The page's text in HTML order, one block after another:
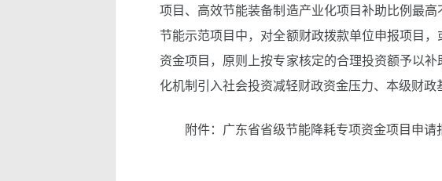
项目、高效节能装备制造产业化项目补助比例最
节能示范项目中，对全额财政拨款单位申报项目
资金项目，原则上按专家核定的合理投资额予以
化机制引入社会投资减轻财政资金压力、本级财政
附件： 广东省省级节能降耗专项资金项目申请